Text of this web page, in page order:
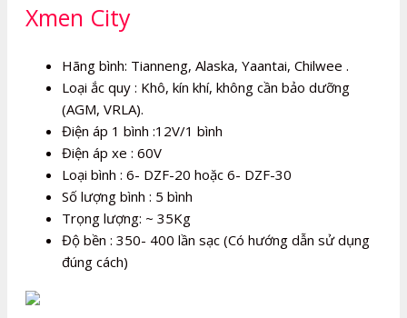
Xmen City
Hãng bình: Tianneng, Alaska, Yaantai, Chilwee .
Loại ắc quy : Khô, kín khí, không cần bảo dưỡng
(AGM, VRLA).
Điện áp 1 bình :12V/1 bình
Điện áp xe : 60V
Loại bình : 6- DZF-20 hoặc 6- DZF-30
Số lượng bình : 5 bình
Trọng lượng: ~ 35Kg
Độ bền : 350- 400 lần sạc (Có hướng dẫn sử dụng
đúng cách)